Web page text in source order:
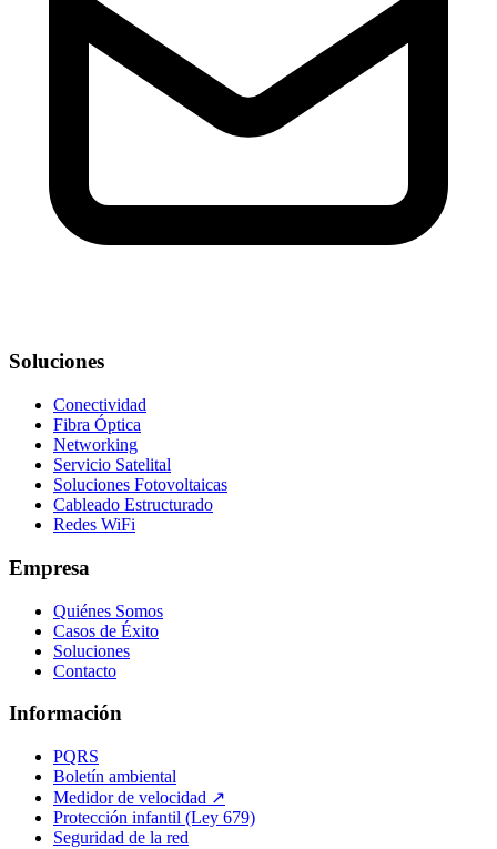
Soluciones
Conectividad
Fibra Óptica
Networking
Servicio Satelital
Soluciones Fotovoltaicas
Cableado Estructurado
Redes WiFi
Empresa
Quiénes Somos
Casos de Éxito
Soluciones
Contacto
Información
PQRS
Boletín ambiental
Medidor de velocidad ↗
Protección infantil (Ley 679)
Seguridad de la red